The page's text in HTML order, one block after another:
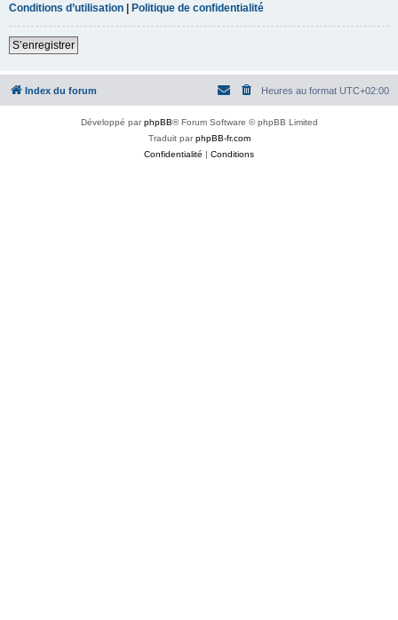
Conditions d’utilisation | Politique de confidentialité
S’enregistrer
Index du forum Heures au format UTC+02:00
Développé parphpBB® Forum Software © phpBB Limited
Traduit parphpBB-fr.com
Confidentialité | Conditions